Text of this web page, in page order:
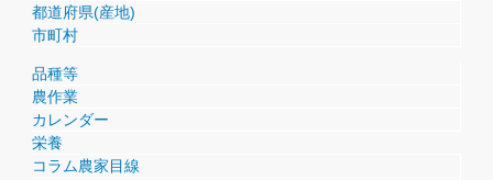
都道府県(産地)
市町村
品種等
農作業
カレンダー
栄養
コラム農家目線